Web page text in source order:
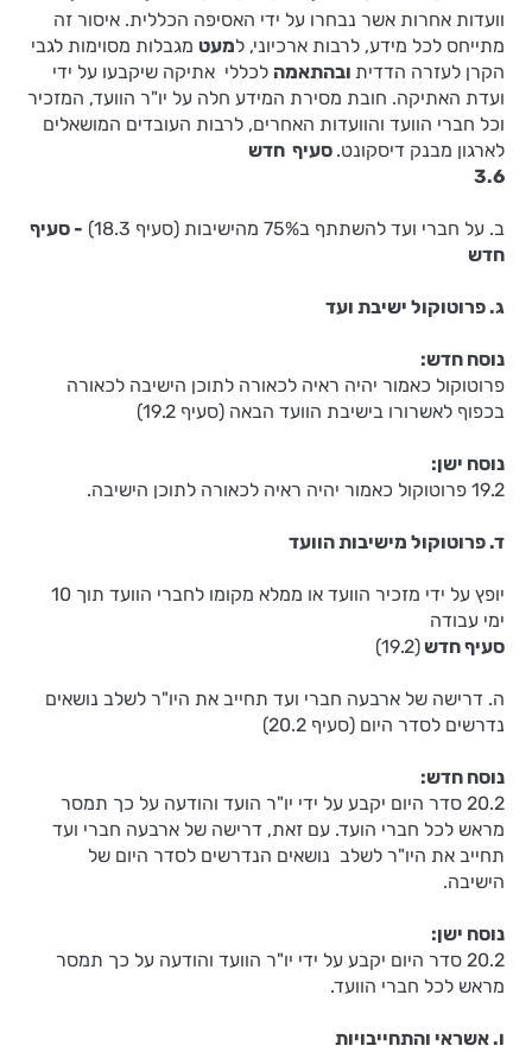
וועדות אחרות אשר נבחרו על ידי האסיפה הכללית. איסור זה
מתייחס לכל מידע, לרבות ארכיוני, למעט מגבלות מסוימות לגבי
הקרן לעזרה הדדית ובהתאמה לכללי אתיקה שיקבעו על ידי
ועדת האתיקה. חובת מסירת המידע חלה על יו"ר הוועד, המזכיר
וכל חברי הוועד והוועדות האחרים, לרבות העובדים המושאלים
לארגון מבנק דיסקונט. סעיף חדש
3.6
ב. על חברי ועד להשתתף ב75% מהישיבות (סעיף 18.3)
- סעיף
חדש
ג. פרוטוקול ישיבת ועד
נוסח חדש:
פרוטוקול כאמור יהיה ראיה לכאורה לתוכן הישיבה לכאורה
בכפוף לאשרורו בישיבת הוועד הבאה (סעיף 19.2)
נוסח ישן:
19.2 פרוטוקול כאמור יהיה ראיה לכאורה לתוכן הישיבה.
ד. פרוטוקול מישיבות הוועד
יופץ על ידי מזכיר הוועד או ממלא מקומו לחברי הוועד תוך 10
ימי עבודה
סעיף חדש (19.2)
ה. דרישה של ארבעה חברי ועד תחייב את היו"ר לשלב נושאים
נדרשים לסדר היום (סעיף 20.2)
נוסח חדש:
20.2 סדר היום יקבע על ידי יו"ר הועד והודעה על כך תמסר
מראש לכל חברי הועד. עם זאת, דרישה של ארבעה חברי ועד
תחייב את היו"ר לשלב נושאים הנדרשים לסדר היום של
הישיבה.
נוסח ישן:
20.2 סדר היום יקבע על ידי יו"ר הוועד והודעה על כך תמסר
מראש לכל חברי הוועד.
ו. אשראי והתחייבויות